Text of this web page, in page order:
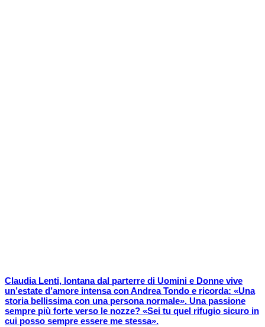
Claudia Lenti, lontana dal parterre di Uomini e Donne vive
un’estate d’amore intensa con Andrea Tondo e ricorda: «Una
storia bellissima con una persona normale». Una passione
sempre più forte verso le nozze? «Sei tu quel rifugio sicuro in
cui posso sempre essere me stessa».